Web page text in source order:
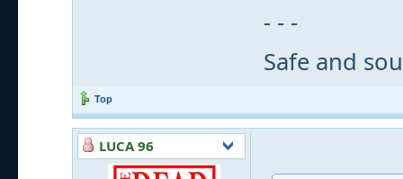
- - -
Safe and
Top
LUCA 96